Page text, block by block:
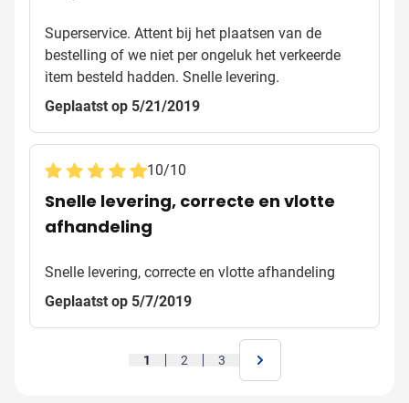
Superservice. Attent bij het plaatsen van de
bestelling of we niet per ongeluk het verkeerde
item besteld hadden. Snelle levering.
Geplaatst op 5/21/2019
10/10
Snelle levering, correcte en vlotte
afhandeling
Snelle levering, correcte en vlotte afhandeling
Geplaatst op 5/7/2019
1 2 3